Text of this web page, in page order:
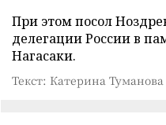
При этом посол
делегации России в
Нагасаки.
Текст: Катерина Туманова